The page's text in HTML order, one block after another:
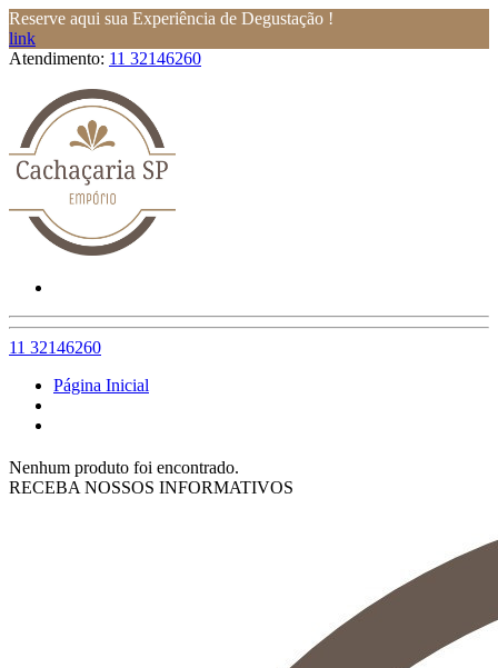
Reserve aqui sua Experiência de Degustação !
link
Atendimento: 11 32146260
11 32146260
Página Inicial
Nenhum produto foi encontrado.
RECEBA NOSSOS INFORMATIVOS